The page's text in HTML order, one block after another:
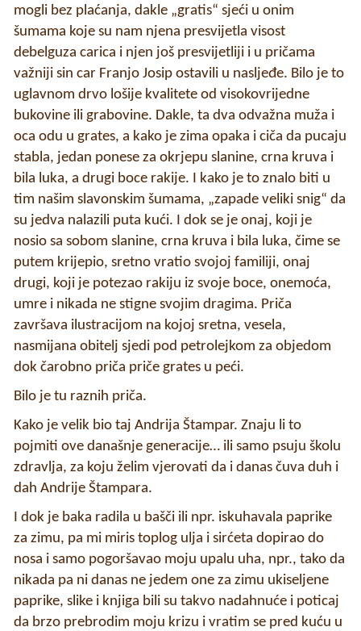
mogli bez plaćanja, dakle „gratis“ sjeći u onim
šumama koje su nam njena presvijetla visost
debelguza carica i njen još presvijetliji i u pričama
važniji sin car Franjo Josip ostavili u nasljeđe. Bilo je to
uglavnom drvo lošije kvalitete od visokovrijedne
bukovine ili grabovine. Dakle, ta dva odvažna muža i
oca odu u grates, a kako je zima opaka i ciča da pucaju
stabla, jedan ponese za okrjepu slanine, crna kruva i
bila luka, a drugi boce rakije. I kako je to znalo biti u
tim našim slavonskim šumama, „zapade veliki snig“ da
su jedva nalazili puta kući. I dok se je onaj, koji je
nosio sa sobom slanine, crna kruva i bila luka, čime se
putem krijepio, sretno vratio svojoj familiji, onaj
drugi, koji je potezao rakiju iz svoje boce, onemoća,
umre i nikada ne stigne svojim dragima. Priča
završava ilustracijom na kojoj sretna, vesela,
nasmijana obitelj sjedi pod petrolejkom za objedom
dok čarobno priča priče grates u peći.
Bilo je tu raznih priča.
Kako je velik bio taj Andrija Štampar. Znaju li to
pojmiti ove današnje generacije… ili samo psuju školu
zdravlja, za koju želim vjerovati da i danas čuva duh i
dah Andrije Štampara.
I dok je baka radila u bašči ili npr. iskuhavala paprike
za zimu, pa mi miris toplog ulja i sirćeta dopirao do
nosa i samo pogoršavao moju upalu uha, npr., tako da
nikada pa ni danas ne jedem one za zimu ukiseljene
paprike, slike i knjiga bili su takvo nadahnuće i poticaj
da brzo prebrodim moju krizu i vratim se pred kuću u